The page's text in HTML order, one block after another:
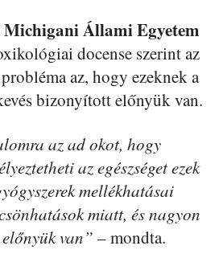
Michigani Állami Egyetem
docense szerint az
az, hogy ezeknek a
bizonyított előnyük van.
az ad okot, hogy
az egészséget ezek
mellékhatásai
miatt, és nagyon
van” – mondta.